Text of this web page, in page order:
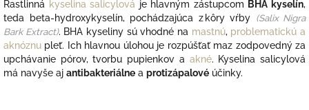
Rastlinná kyselina salicylová je hlavným zástupcom BHA kyselín,
teda beta-hydroxykyselín, pochádzajúca z kôry vŕby (Salix Nigra
Bark Extract). BHA kyseliny sú vhodné na mastnú, problematickú a
aknóznu pleť. Ich hlavnou úlohou je rozpúšťať maz zodpovedný za
upchávanie pórov, tvorbu pupienkov a akné. Kyselina salicylová
má navyše aj antibakteriálne a protizápalové účinky.